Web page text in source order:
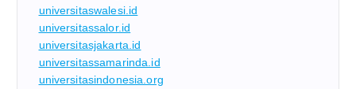
universitaswalesi.id
universitassalor.id
universitasjakarta.id
universitassamarinda.id
universitasindonesia.org